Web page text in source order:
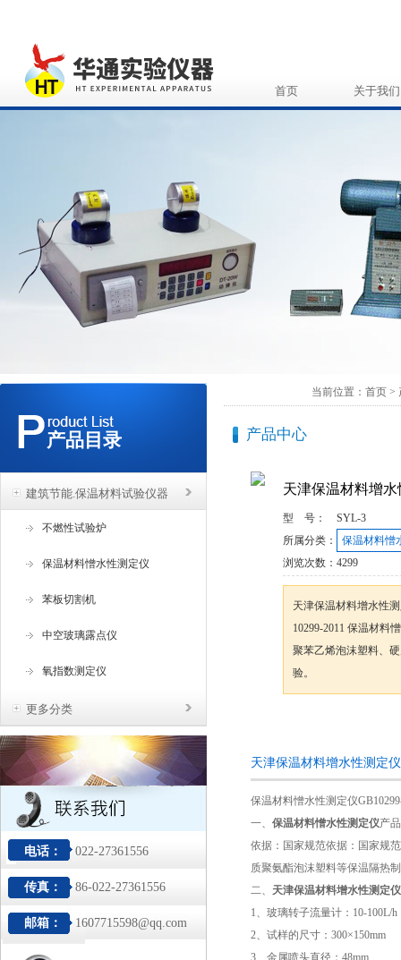
首页 关于我们
产品目录
建筑节能.保温材料试验仪器
不燃性试验炉
保温材料憎水性测定仪
苯板切割机
中空玻璃露点仪
氧指数测定仪
更多分类
电话： 022-27361556
传真： 86-022-27361556
邮箱： 1607715598@qq.com
当前位置： 首页 >
产品中心
天津保温材料增
型 号：
SYL-3
所属分类：
保温材料憎
浏览次数： 4299
天津保温材料增水性
10299-2011 保温材料
聚苯乙烯泡沫塑料、
验。
天津保温材料增水性测定
保温材料憎水性测定仪
一、 保温材料憎水性测定仪产
依据：国家规范依据：国家规
质聚氨酯泡沫塑料等保温隔热
二、 天津保温材料增水性测定
1、玻璃转子流量计： 10-100L/h
2、试样的尺寸： 300×150mm
3、金属喷头直径： 48mm